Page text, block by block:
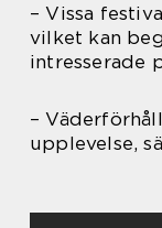
– Vissa
vilket kan
intresserade
–
upplevelse,